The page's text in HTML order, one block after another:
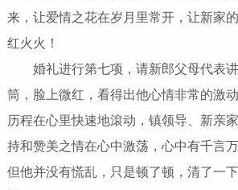
来，让爱情之花在岁月里常开，让新家
红火火！
婚礼进行第七项，请新郎父母代表讲
筒，脸上微红，看得出他心情非常的激
历程在心里快速地滾动，镇领导、新亲
持和赞美之情在心中激荡，心中有千言
但他并没有慌乱，只是顿了顿，清了一